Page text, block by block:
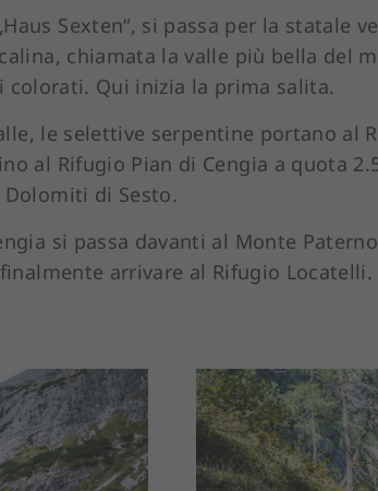
Sexten“, si passa per la statale
chiamata la valle più bella del
Qui inizia la prima salita.
le selettive serpentine portano al
al Rifugio Pian di Cengia a quota
di Sesto.
si passa davanti al Monte
arrivare al Rifugio Locatelli.